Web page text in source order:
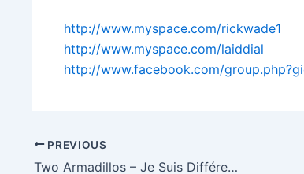
http://www.myspace.com/rickwade1
http://www.myspace.com/laiddial
http://www.facebook.com/
Post
navigation
PREVIOUS
Two Armadillos – Je Suis Différente EP